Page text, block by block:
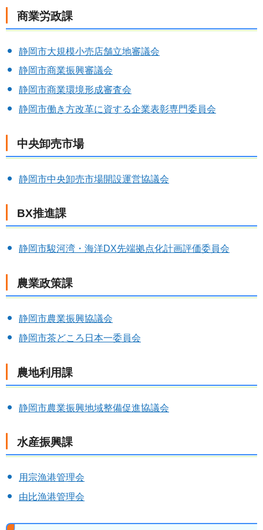
商業労政課
静岡市大規模小売店舗立地審議会
静岡市商業振興審議会
静岡市商業環境形成審査会
静岡市働き方改革に資する企業表彰専門委員会
中央卸売市場
静岡市中央卸売市場開設運営協議会
BX推進課
静岡市駿河湾・海洋DX先端拠点化計画評価委員会
農業政策課
静岡市農業振興協議会
静岡市茶どころ日本一委員会
農地利用課
静岡市農業振興地域整備促進協議会
水産振興課
用宗漁港管理会
由比漁港管理会